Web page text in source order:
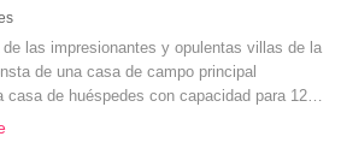
las impresionantes y opulentas villas de la
de una casa de campo principal
casa de huéspedes con capacidad para 12
situada cerca del pueblo de